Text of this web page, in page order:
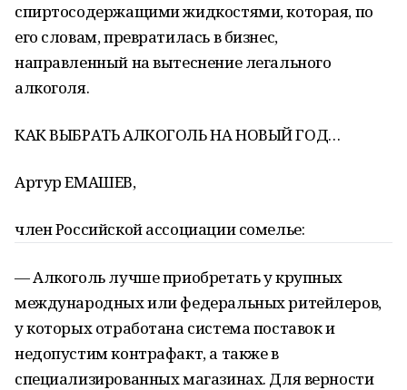
спиртосодержащими жидкостями, которая, по
его словам, превратилась в бизнес,
направленный на вытеснение легального
алкоголя.
КАК ВЫБРАТЬ АЛКОГОЛЬ НА НОВЫЙ ГОД…
Артур ЕМАШЕВ,
член Российской ассоциации сомелье:
— Алкоголь лучше приобретать у крупных
международных или федеральных ритейлеров,
у которых отработана система поставок и
недопустим контрафакт, а также в
специализированных магазинах. Для верности